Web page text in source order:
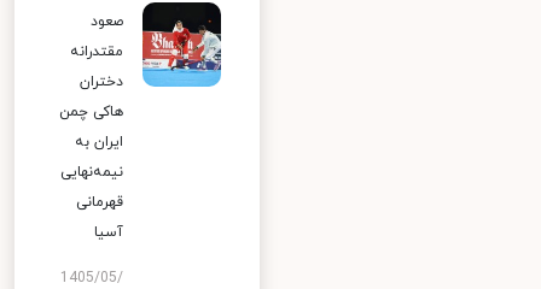
صعود
مقتدرانه
دختران
هاکی چمن
ایران به
نیمه‌نهایی
قهرمانی
آسیا
1405/05/